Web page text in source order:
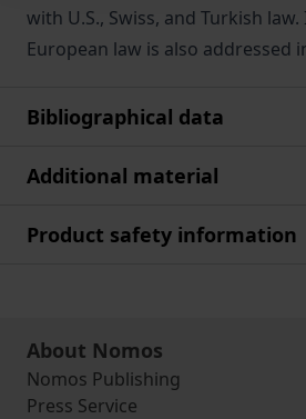
with U.S., Swiss, and Turkish
European law is also addressed
Bibliographical data
Additional material
Product safety information
About Nomos
Nomos Publishing
Press Service